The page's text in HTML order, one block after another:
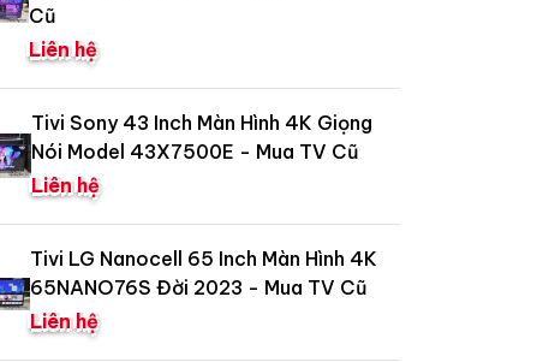
Cũ
Liên hệ
Tivi Sony 43 Inch Màn Hình 4K Giọng
Nói Model 43X7500E - Mua TV Cũ
Liên hệ
Tivi LG Nanocell 65 Inch Màn Hình 4K
65NANO76S Đời 2023 - Mua TV Cũ
Liên hệ